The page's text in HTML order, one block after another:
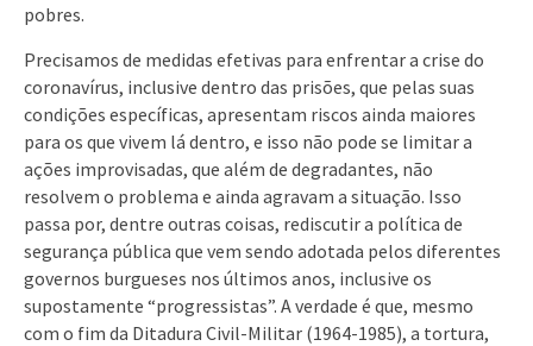
pobres.
Precisamos de medidas efetivas para enfrentar a crise do
coronavírus, inclusive dentro das prisões, que pelas suas
condições específicas, apresentam riscos ainda maiores
para os que vivem lá dentro, e isso não pode se limitar a
ações improvisadas, que além de degradantes, não
resolvem o problema e ainda agravam a situação. Isso
passa por, dentre outras coisas, rediscutir a política de
segurança pública que vem sendo adotada pelos diferentes
governos burgueses nos últimos anos, inclusive os
supostamente “progressistas”. A verdade é que, mesmo
com o fim da Ditadura Civil-Militar (1964-1985), a tortura,